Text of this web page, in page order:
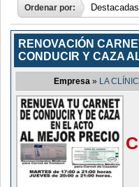
Ordenar por:
RENOVACIÓN
CONDUCIR Y CAZA
Empresa » LA